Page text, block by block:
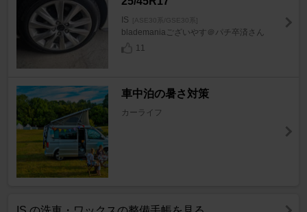
IS [ASE30系/GSE30系]
blademaniaございやす＠パチ卒済さん
11
車中泊の暑さ対策
カーライフ